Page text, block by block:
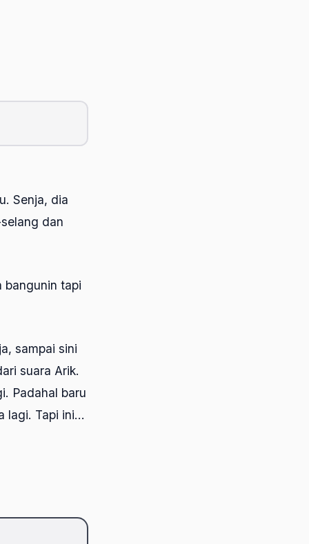
Senja, dia
dan
bangunin tapi
sampai sini
suara Arik.
Padahal baru
lagi. Tapi ini…